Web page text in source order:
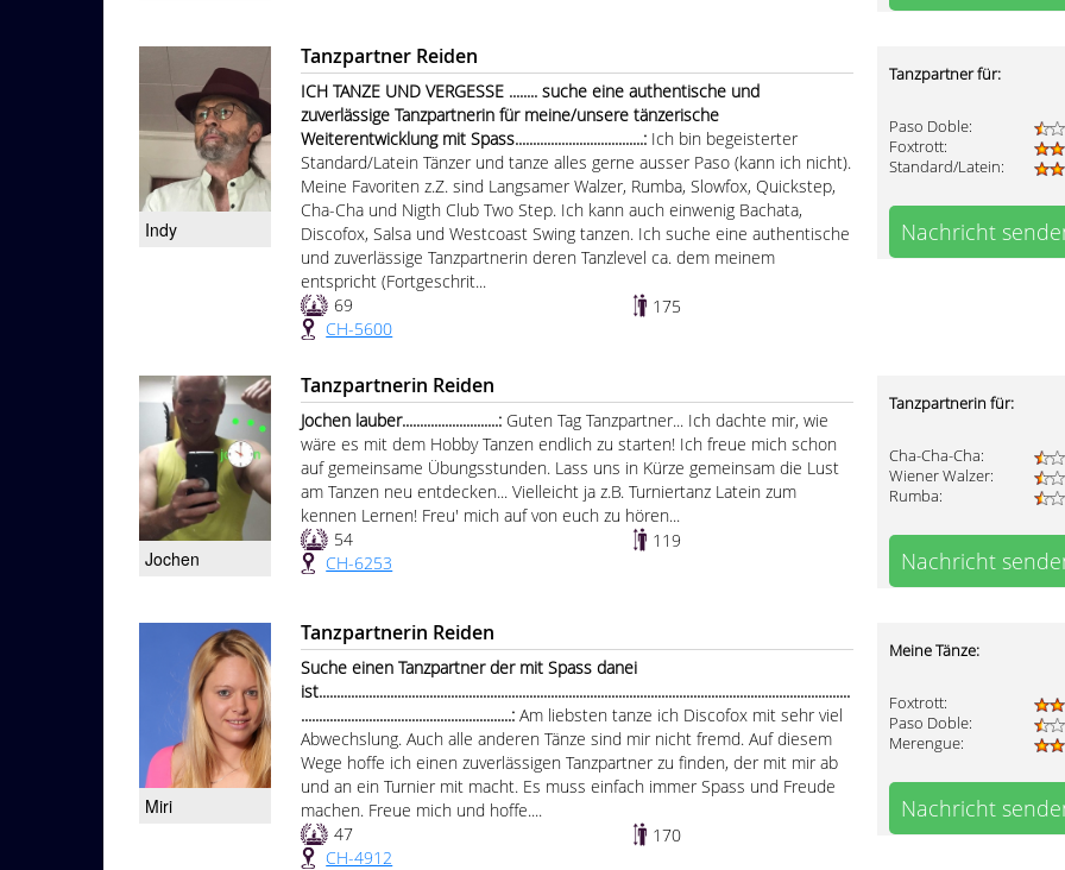
Indy
Tanzpartner Reiden
ICH TANZE UND VERGESSE ........ suche eine authentische und
zuverlässige Tanzpartnerin für meine/unsere tänzerische
Weiterentwicklung mit Spass....................................: Ich bin begeisterter
Standard/Latein Tänzer und tanze alles gerne ausser Paso (kann ich nicht).
Meine Favoriten z.Z. sind Langsamer Walzer, Rumba, Slowfox, Quickstep,
Cha-Cha und Nigth Club Two Step. Ich kann auch einwenig Bachata,
Discofox, Salsa und Westcoast Swing tanzen. Ich suche eine authentische
und zuverlässige Tanzpartnerin deren Tanzlevel ca. dem meinem
entspricht (Fortgeschrit...
69
175
CH-5600
Tanzpartner für:
Paso Doble:
Foxtrott:
Standard/Latein:
Nachricht
Jochen
Tanzpartnerin Reiden
Jochen lauber...........................: Guten Tag Tanzpartner... Ich dachte mir, wie
wäre es mit dem Hobby Tanzen endlich zu starten! Ich freue mich schon
auf gemeinsame Übungsstunden. Lass uns in Kürze gemeinsam die Lust
am Tanzen neu entdecken... Vielleicht ja z.B. Turniertanz Latein zum
kennen Lernen! Freu' mich auf von euch zu hören...
54
119
CH-6253
Tanzpartnerin für:
Cha-Cha-Cha:
Wiener Walzer:
Rumba:
Nachricht
Miri
Tanzpartnerin Reiden
Suche einen Tanzpartner der mit Spass danei
ist.....................................................................................................................................................
...........................................................:Am liebsten tanze ich Discofox mit sehr viel
Abwechslung. Auch alle anderen Tänze sind mir nicht fremd. Auf diesem
Wege hoffe ich einen zuverlässigen Tanzpartner zu finden, der mit mir ab
und an ein Turnier mit macht. Es muss einfach immer Spass und Freude
machen. Freue mich und hoffe....
47
170
CH-4912
Meine Tänze:
Foxtrott:
Paso Doble:
Merengue:
Nachricht